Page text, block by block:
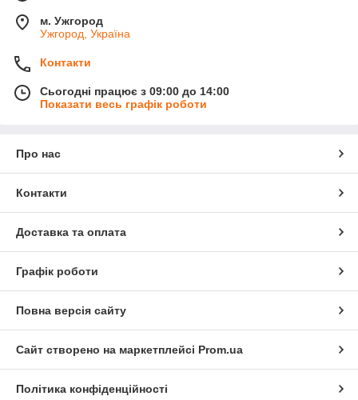
м. Ужгород
Ужгород, Україна
Контакти
Сьогодні працює з 09:00 до 14:00
Показати весь графік роботи
Про нас
Контакти
Доставка та оплата
Графік роботи
Повна версія сайту
Сайт створено на маркетплейсі Prom.ua
Політика конфіденційності